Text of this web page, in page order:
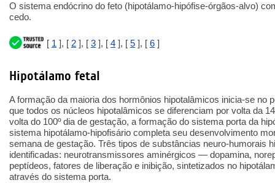
O sistema endócrino do feto (hipotálamo-hipófise-órgãos-alvo)
cedo.
[ 1 ], [ 2 ], [ 3 ], [ 4 ], [ 5 ], [ 6 ]
Hipotálamo fetal
A formação da maioria dos hormônios hipotalâmicos inicia-se no
que todos os núcleos hipotalâmicos se diferenciam por volta da
volta do 100º dia de gestação, a formação do sistema porta da
sistema hipotálamo-hipofisário completa seu desenvolvimento
semana de gestação. Três tipos de substâncias neuro-humorais
identificadas: neurotransmissores aminérgicos — dopamina,
peptídeos, fatores de liberação e inibição, sintetizados no
através do sistema porta.